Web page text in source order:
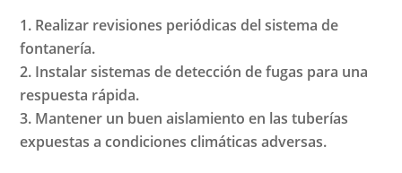
Realizar revisiones periódicas del sistema de
fontanería.
Instalar sistemas de detección de fugas para una
respuesta rápida.
Mantener un buen aislamiento en las tuberías
expuestas a condiciones climáticas adversas.